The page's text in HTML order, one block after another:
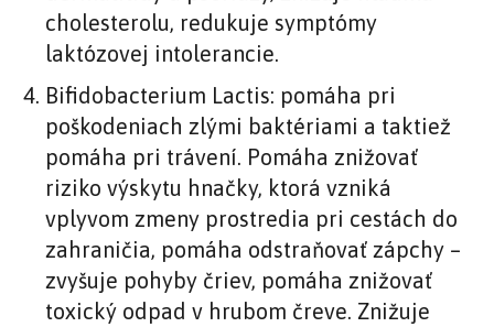
cholesterolu, redukuje symptómy
laktózovej intolerancie.
Bifidobacterium Lactis: pomáha pri
poškodeniach zlými baktériami a taktiež
pomáha pri trávení. Pomáha znižovať
riziko výskytu hnačky, ktorá vzniká
vplyvom zmeny prostredia pri cestách do
zahraničia, pomáha odstraňovať zápchy –
zvyšuje pohyby čriev, pomáha znižovať
toxický odpad v hrubom čreve. Znižuje